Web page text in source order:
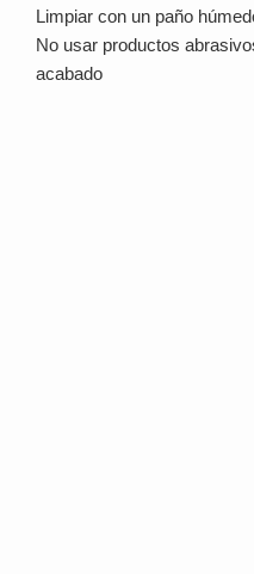
Limpiar con un paño
No usar productos
acabado